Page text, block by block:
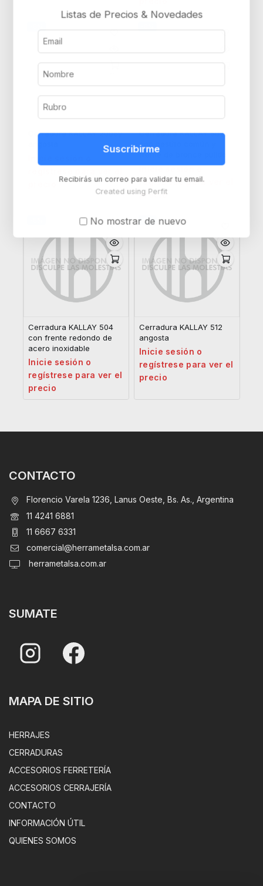
Cerradura KALLAY 2006y
Cerradura KALLAY 502s
con pestillo común y
frente de bronce pulido
Inicie sesión o
regístrese para ver el
precio
Cerradura KALLAY 504
con frente redondo de
acero inoxidable
Inicie sesión o
regístrese para ver el
precio
-8%
Cerradura KALLAY 512
angosta
Inicie sesión o
regístrese para ver el
precio
CONTACTO
Florencio Varela 1236, Lanus Oeste, Bs. As., Argentina
11 4241 6881
11 6667 6331
comercial@herrametalsa.com.ar
herrametalsa.com.ar
SUMATE
MAPA DE SITIO
HERRAJES
CERRADURAS
ACCESORIOS FERRETERÍA
ACCESORIOS CERRAJERÍA
CONTACTO
INFORMACIÓN ÚTIL
QUIENES SOMOS
Listas de Precios & Novedades
Suscribirme
Recibirás un correo para validar tu email.
Created using Perfit
No mostrar de nuevo